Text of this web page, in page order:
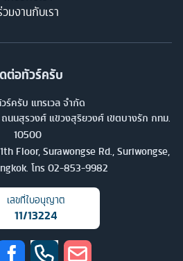
มงานกับเรา
ต่อทัวร์ครับ
ร์ครับ แทรเวล จำกัด
นนสุรวงศ์ แขวงสุริยวงศ์ เขตบางรัก กทม.
10500
Floor, Surawongse Rd., Suriwongse,
โทร 02-853-9982
เลขที่ใบอนุญาต
11/13224